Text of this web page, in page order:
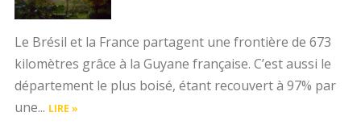
Le Brésil et la France partagent une frontière de 673
kilomètres grâce à la Guyane française. C’est aussi le
département le plus boisé, étant recouvert à 97% par
une... LIRE »